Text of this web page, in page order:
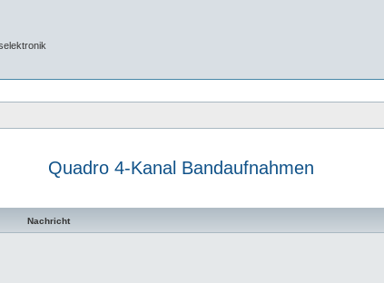
Quadro 4-Kanal Bandaufnahmen
Nachricht